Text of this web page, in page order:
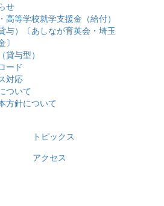
せ
高等学校就学支援金（給付）
与）〔あしなが育英会・埼玉
〕
貸与型）
ード
対応
ついて
方針について
トピックス
アクセス